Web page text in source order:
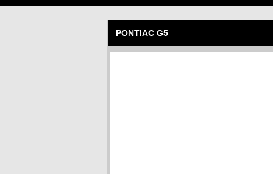
PONTIAC G5